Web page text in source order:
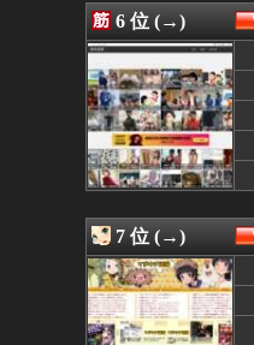
08/08 20:39
08/08 20:35
08/08 20:34
08/08 20:33
08/08 20:32
08/08 20:30
08/08 20:30
08/08 20:30
08/08 20:27
08/08 20:20
08/08 20:20
08/08 20:18
08/08 20:15
08/08 20:10
08/08 20:10
6 位 (→)
7 位 (→)